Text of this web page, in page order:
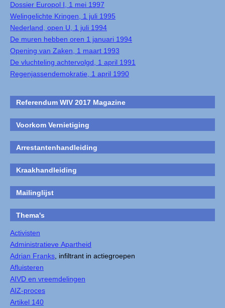
Dossier Europol I, 1 mei 1997
Welingelichte Kringen, 1 juli 1995
Nederland, open U, 1 juli 1994
De muren hebben oren 1 januari 1994
Opening van Zaken, 1 maart 1993
De vluchteling achtervolgd, 1 april 1991
Regenjassendemokratie, 1 april 1990
Referendum WIV 2017 Magazine
Voorkom Vernietiging
Arrestantenhandleiding
Kraakhandleiding
Mailinglijst
Thema's
Activisten
Administratieve Apartheid
Adrian Franks , infiltrant in actiegroepen
Afluisteren
AIVD en vreemdelingen
AIZ-proces
Artikel 140